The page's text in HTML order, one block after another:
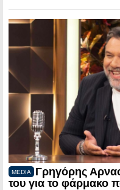
MEDIA
Γρηγόρης
του για το φάρμακο